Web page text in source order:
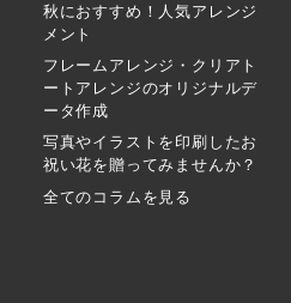
秋におすすめ！人気アレンジ
メント
フレームアレンジ・クリアト
ートアレンジのオリジナルデ
ータ作成
写真やイラストを印刷したお
祝い花を贈ってみませんか？
全てのコラムを見る